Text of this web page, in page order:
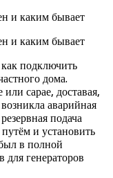
подключить
дома.
сарае, доставая,
аварийная
подача
и установить
в полной
генераторов